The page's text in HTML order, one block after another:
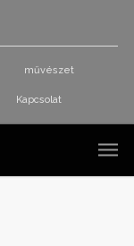
művészet
Kapcsolat